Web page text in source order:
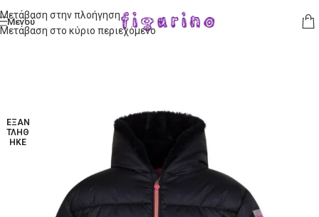
Μετάβαση στην πλοήγηση
Μετάβαση στο κύριο περιεχόμενο
Μενού
ΕΞΑΝ
ΤΛΉΘ
ΗΚΕ